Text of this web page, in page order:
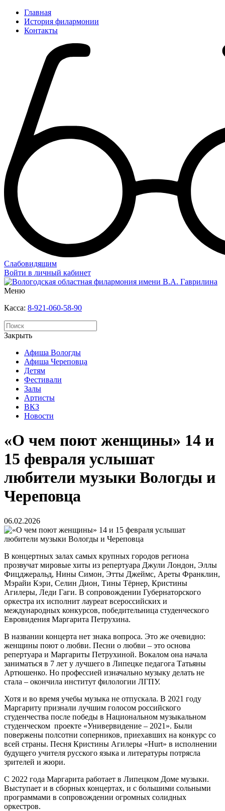
Главная
История филармонии
Контакты
Слабовидящим
Войти в личный кабинет
Меню
Касса: 8-921-060-58-90
Закрыть
Афиша Вологды
Афиша Череповца
Детям
Фестивали
Залы
Артисты
ВКЗ
Новости
«О чем поют женщины» 14 и
15 февраля услышат
любители музыки Вологды и
Череповца
06.02.2026
В концертных залах самых крупных городов региона
прозвучат мировые хиты из репертуара Джули Лондон, Эллы
Фицджеральд, Нины Симон, Этты Джеймс, Ареты Франклин,
Мэрайи Кэри, Селин Дион, Тины Тёрнер, Кристины
Агилеры, Леди Гаги. В сопровождении Губернаторского
оркестра их исполнит лауреат всероссийских и
международных конкурсов, победительница студенческого
Евровидения Маргарита Петрухина.
В названии концерта нет знака вопроса. Это же очевидно:
женщины поют о любви. Песни о любви – это основа
репертуара и Маргариты Петрухиной. Вокалом она начала
заниматься в 7 лет у лучшего в Липецке педагога Татьяны
Артюшенко. Но профессией изначально музыку делать не
стала – окончила институт филологии ЛГПУ.
Хотя и во время учебы музыка не отпускала. В 2021 году
Маргариту признали лучшим голосом российского
студенчества после победы в Национальном музыкальном
студенческом проекте «Универвидение – 2021». Были
повержены полсотни соперников, приехавших на конкурс со
всей страны. Песня Кристины Агилеры «Hurt» в исполнении
будущего учителя русского языка и литературы потрясла
зрителей и жюри.
С 2022 года Маргарита работает в Липецком Доме музыки.
Выступает и в сборных концертах, и с большими сольными
программами в сопровождении огромных солидных
оркестров.